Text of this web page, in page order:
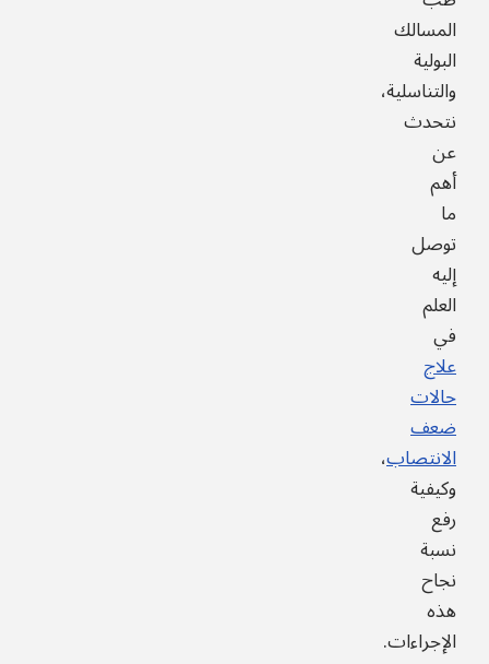
المسالك
البولية
والتناسلية،
نتحدث
عن
أهم
ما
توصل
إليه
العلم
في
علاج
حالات
ضعف
الانتصاب،
وكيفية
رفع
نسبة
نجاح
هذه
الإجراءات.